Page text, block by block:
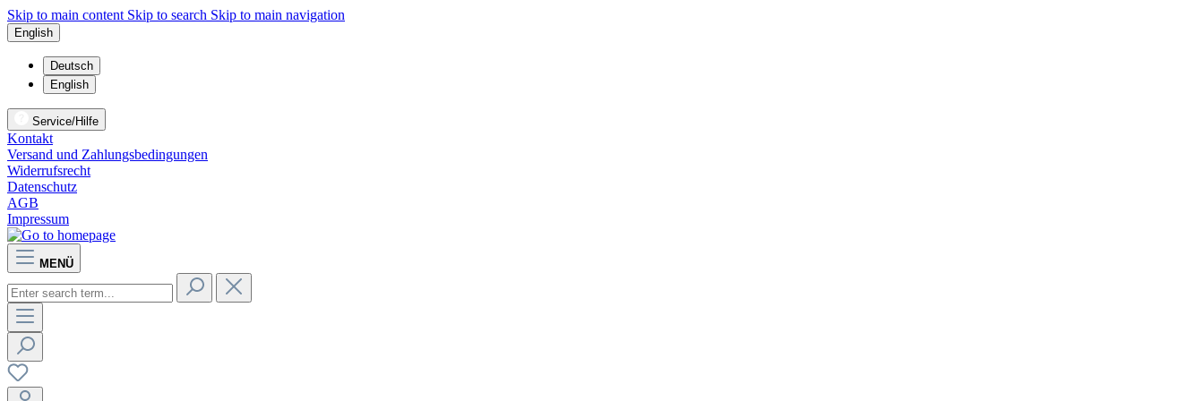
Skip to main content Skip to search Skip to main navigation
English
Deutsch
English
Service/Hilfe
Kontakt
Versand und Zahlungsbedingungen
Widerrufsrecht
Datenschutz
AGB
Impressum
MENÜ